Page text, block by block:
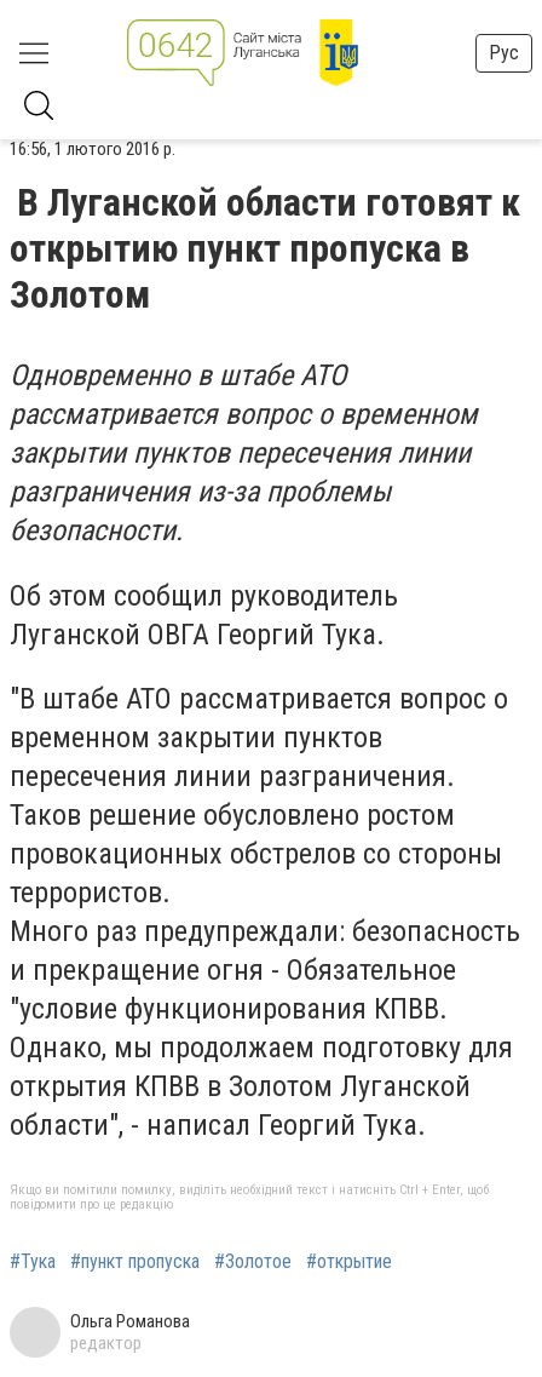
Рус
16:56, 1 лютого 2016 р.
В Луганской области готовят к
открытию пункт пропуска в
Золотом
Одновременно в штабе АТО
рассматривается вопрос о временном
закрытии пунктов пересечения линии
разграничения из-за проблемы
безопасности.
Об этом сообщил руководитель
Луганской ОВГА Георгий Тука.
"В штабе АТО рассматривается вопрос о
временном закрытии пунктов
пересечения линии разграничения.
Таков решение обусловлено ростом
провокационных обстрелов со стороны
террористов.
Много раз предупреждали: безопасность
и прекращение огня - Обязательное
"условие функционирования КПВВ.
Однако, мы продолжаем подготовку для
открытия КПВВ в Золотом Луганской
области", - написал Георгий Тука.
Якщо ви помітили помилку, виділіть необхідний текст і натисніть Ctrl + Enter, щоб
повідомити про це редакцію
#Тука #пункт пропуска #Золотое #открытие
Ольга Романова
редактор